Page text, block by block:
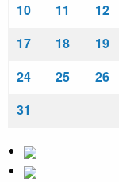
10 11 12
17
18 19
24
25 26
31